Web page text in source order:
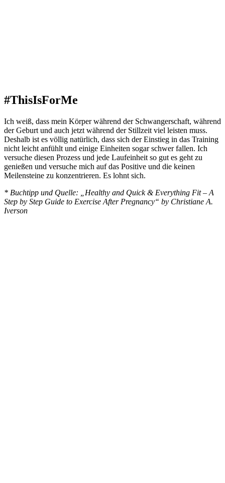
#ThisIsForMe
Ich weiß, dass mein Körper während der Schwangerschaft, während
der Geburt und auch jetzt während der Stillzeit viel leisten muss.
Deshalb ist es völlig natürlich, dass sich der Einstieg in das Training
nicht leicht anfühlt und einige Einheiten sogar schwer fallen. Ich
versuche diesen Prozess und jede Laufeinheit so gut es geht zu
genießen und versuche mich auf das Positive und die keinen
Meilensteine zu konzentrieren. Es lohnt sich.
* Buchtipp und Quelle: „Healthy and Quick & Everything Fit – A
Step by Step Guide to Exercise After Pregnancy“ by Christiane A.
Iverson